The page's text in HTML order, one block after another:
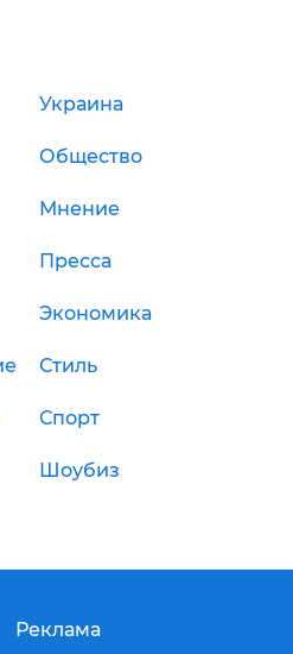
Украина
Общество
Мнение
Пресса
Экономика
Стиль
Спорт
Шоубиз
Реклама